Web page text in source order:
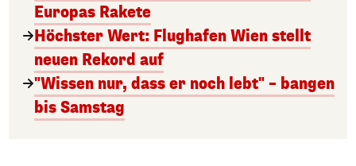
Europas Rakete
Höchster Wert: Flughafen Wien stellt
neuen Rekord auf
"Wissen nur, dass er noch lebt" – bangen
bis Samstag